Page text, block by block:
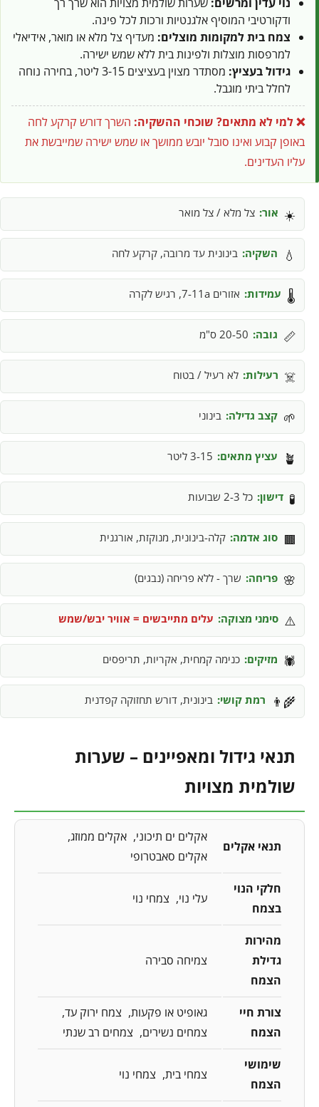
נוי עדין ומרשים: שערות שולמית מצויות הוא שרך רך
ודקורטיבי המוסיף אלגנטיות ורכות לכל פינה.
צמח בית למקומות מוצלים: מעדיף צל מלא או מואר, אידיאלי
למרפסות מוצלות ולפינות בית ללא שמש ישירה.
גידול בעציץ:
מסתדר מצוין בעציצים 3-15 ליטר, בחירה נוחה
לחלל ביתי מוגבל.
❌ למי לא מתאים? שוכחי ההשקיה: השרך דורש קרקע לחה
באופן קבוע ואינו סובל יובש ממושך או שמש ישירה שמייבשת את
עליו העדינים.
☀️ אור: צל מלא / צל מואר
💧 השקיה: בינונית עד מרובה, קרקע לחה
🌡️ עמידות: אזורים 7-11a, רגיש לקרה
📏 גובה: 20-50 ס"מ
☠️ רעילות: לא רעיל / בטוח
🌱 קצב גדילה: בינוני
🪴 עציץ מתאים: 3-15 ליטר
🧪 דישון: כל 2-3 שבועות
🟫 סוג אדמה: קלה-בינונית, מנוקזת, אורגנית
🌸 פריחה: שרך - ללא פריחה (נבגים)
⚠️ סימני מצוקה: עלים מתייבשים = אוויר יבש/שמש
🕷️ מזיקים: כנימה קמחית, אקריות, תריפסים
👨‍🌾 רמת קושי: בינונית, דורש תחזוקה קפדנית
תנאי גידול ומאפיינים – שערות
שולמית מצויות
תנאי אקלים
אקלים ים תיכוני
אקלים ממוזג
אקלים סאבטרופי
חלקי הנוי
בצמח
עלי נוי צמחי נוי
מהירות
גדילת
הצמח
צמיחה סבירה
צורת חיי
הצמח
גאופיט או פקעות
צמח ירוק עד
צמחים נשירים
צמחים רב שנתי
שימושי
הצמח
צמחי בית צמחי נוי